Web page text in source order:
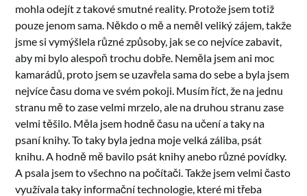
mohla odejít z takové smutné reality. Protože jsem totiž
pouze jenom sama. Někdo o mě a neměl veliký zájem, takže
jsme si vymýšlela různé způsoby, jak se co nejvíce zabavit,
aby mi bylo alespoň trochu dobře. Neměla jsem ani moc
kamarádů, proto jsem se uzavřela sama do sebe a byla jsem
nejvíce času doma ve svém pokoji. Musím říct, že na jednu
stranu mě to zase velmi mrzelo, ale na druhou stranu zase
velmi těšilo. Měla jsem hodně času na učení a taky na
psaní knihy. To taky byla jedna moje velká záliba, psát
knihu. A hodně mě bavilo psát knihy anebo různé povídky.
A psala jsem to všechno na počítači. Takže jsem velmi často
využívala taky informační technologie, které mi třeba